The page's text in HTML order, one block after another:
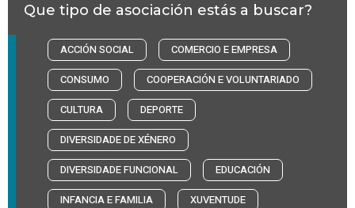
Que tipo de asociación estás a buscar?
ACCIÓN SOCIAL
COMERCIO E EMPRESA
CONSUMO
COOPERACIÓN E VOLUNTARIADO
CULTURA
DEPORTE
DIVERSIDADE DE XÉNERO
DIVERSIDADE FUNCIONAL
EDUCACIÓN
INFANCIA E FAMILIA
XUVENTUDE